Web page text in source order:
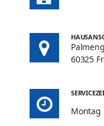
60325
Montag